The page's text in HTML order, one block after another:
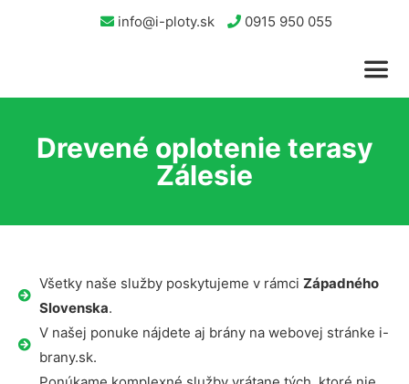
info@i-ploty.sk 0915 950 055
Drevené oplotenie terasy
Zálesie
Všetky naše služby poskytujeme v rámci Západného
Slovenska.
V našej ponuke nájdete aj brány na webovej stránke i-
brany.sk.